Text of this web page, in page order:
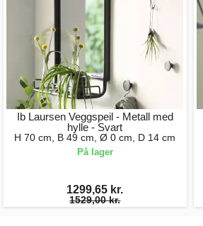
Ib Laursen Veggspeil - Metall med
hylle - Svart
H 70 cm, B 49 cm, Ø 0 cm, D 14 cm
På lager
1299,65 kr.
1529,00 kr.